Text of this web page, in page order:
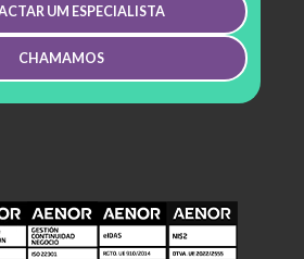
UM ESPECIALISTA
CHAMAMOS